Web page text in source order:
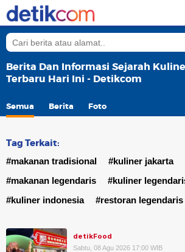
Berita Dan Informasi Sejarah
Terbaru Hari Ini - Detikcom
Semua Berita Foto
Tag Terkait:
#makanan tradisional
#kuliner jakarta
#makanan legendaris
#kuliner
#kuliner indonesia
#restoran legendaris
detikFood
Sabtu, 08 Agu 2026 17:00 WIB